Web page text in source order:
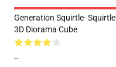
Generation Squirtle- Squirtle
3D Diorama Cube
--